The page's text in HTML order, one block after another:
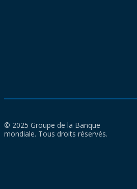
© 2025 Groupe de la Banque
mondiale. Tous droits réservés.